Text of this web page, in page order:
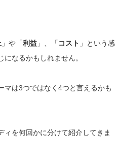
」や「利益 」、「 コスト 」という感
なるかもしれません。
マは3つではなく4つと言えるかも
ィを何回かに分けて紹介してきま